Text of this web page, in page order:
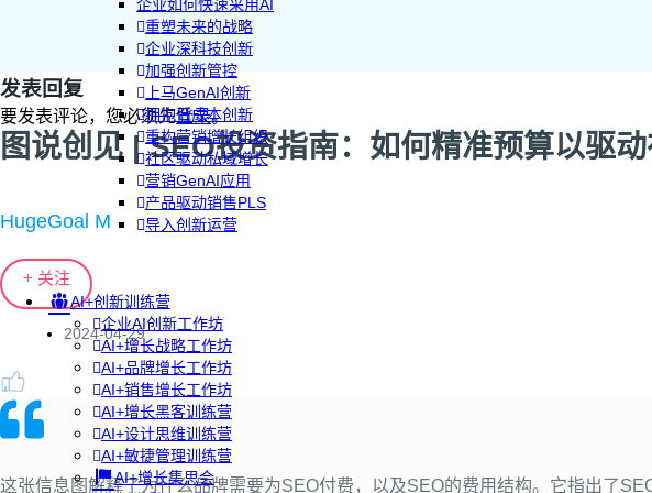
企业如何快速采用AI
重塑未来的战略
企业深科技创新
加强创新管控
上马GenAI创新
拥抱低成本创新
重构营销增长组织
社区驱动私域增长
营销GenAI应用
产品驱动销售PLS
导入创新运营
AI+创新训练营
企业AI创新工作坊
AI+增长战略工作坊
AI+品牌增长工作坊
AI+销售增长工作坊
AI+增长黑客训练营
AI+设计思维训练营
AI+敏捷管理训练营
AI+增长集思会
发表回复
要发表评论，您必须先登录。
图说创见 | SEO投资指南：如何精准预算以驱
HugeGoal M
+ 关注
2024-04-29
这张信息图解释了为什么品牌需要为SEO付费，以及SEO的费用结构。它指出了